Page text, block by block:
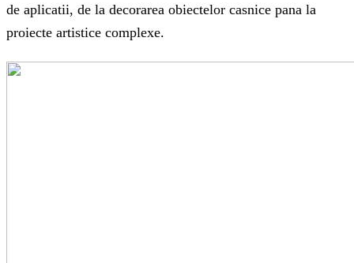
de aplicatii, de la decorarea obiectelor casnice pana la
proiecte artistice complexe.